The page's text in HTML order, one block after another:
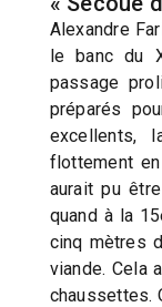
Alexandre
le banc du
passage
préparés
excellents,
flottement
aurait pu
quand à la
cinq mètres
viande. Cela
chaussettes.